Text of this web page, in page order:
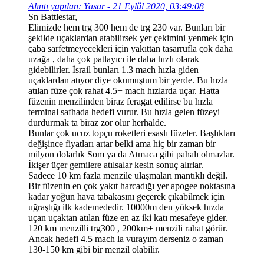
Alıntı yapılan: Yasar - 21 Eylül 2020, 03:49:08
Sn Battlestar,
Elimizde hem trg 300 hem de trg 230 var. Bunları bir
şekilde uçaklardan atabilirsek yer çekimini yenmek için
çaba sarfetmeyecekleri için yakıttan tasarrufla çok daha
uzağa , daha çok patlayıcı ile daha hızlı olarak
gidebilirler. İsrail bunları 1.3 mach hızla giden
uçaklardan atıyor diye okumuştum bir yerde. Bu hızla
atılan füze çok rahat 4.5+ mach hızlarda uçar. Hatta
füzenin menzilinden biraz feragat edilirse bu hızla
terminal safhada hedefi vurur. Bu hızla gelen füzeyi
durdurmak ta biraz zor olur herhalde.
Bunlar çok ucuz topçu roketleri esaslı füzeler. Başlıkları
değişince fiyatları artar belki ama hiç bir zaman bir
milyon dolarlık Som ya da Atmaca gibi pahalı olmazlar.
İkişer üçer gemilere atılsalar kesin sonuç alırlar.
Sadece 10 km fazla menzile ulaşmaları mantıklı değil.
Bir füzenin en çok yakıt harcadığı yer apogee noktasına
kadar yoğun hava tabakasını geçerek çıkabilmek için
uğraştığı ilk kademededir. 10000m den yüksek hızda
uçan uçaktan atılan füze en az iki katı mesafeye gider.
120 km menzilli trg300 , 200km+ menzili rahat görür.
Ancak hedefi 4.5 mach la vurayım derseniz o zaman
130-150 km gibi bir menzil olabilir.